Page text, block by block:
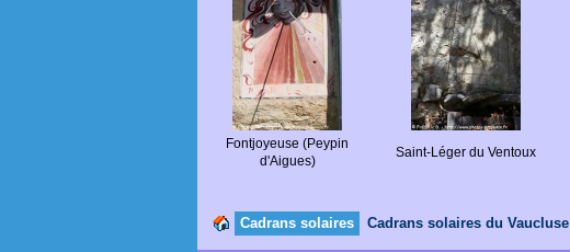
Fontjoyeuse (Peypin
d'Aigues)
Saint-Léger du Ventoux
Cadrans solaires Cadrans solaires du Vaucluse